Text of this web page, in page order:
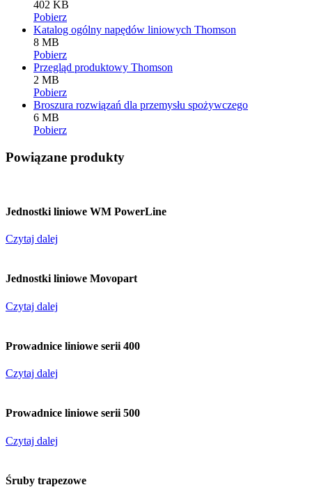
402 KB
Pobierz
Katalog ogólny napędów liniowych Thomson
8 MB
Pobierz
Przegląd produktowy Thomson
2 MB
Pobierz
Broszura rozwiązań dla przemysłu spożywczego
6 MB
Pobierz
Powiązane produkty
Jednostki liniowe WM PowerLine
Czytaj dalej
Jednostki liniowe Movopart
Czytaj dalej
Prowadnice liniowe serii 400
Czytaj dalej
Prowadnice liniowe serii 500
Czytaj dalej
Śruby trapezowe